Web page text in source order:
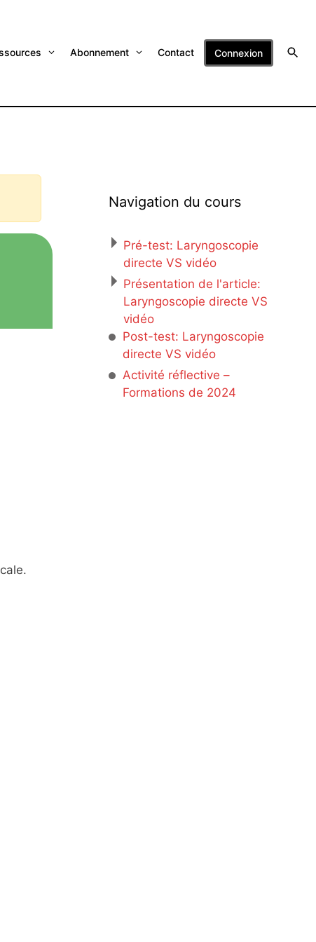
Abonnement Contact Connexion
Navigation du cours
Pré-test: Laryngoscopie
directe VS vidéo
Présentation de l'article:
Laryngoscopie directe VS
vidéo
Post-test: Laryngoscopie
directe VS vidéo
Activité réflective –
Formations de 2024